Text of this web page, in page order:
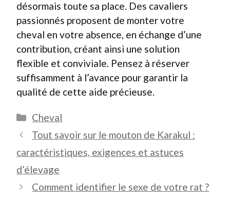
désormais toute sa place. Des cavaliers
passionnés proposent de monter votre
cheval en votre absence, en échange d’une
contribution, créant ainsi une solution
flexible et conviviale. Pensez à réserver
suffisamment à l’avance pour garantir la
qualité de cette aide précieuse.
Catégories
Cheval
Tout savoir sur le mouton de Karakul :
caractéristiques, exigences et astuces
d’élevage
Comment identifier le sexe de votre rat ?